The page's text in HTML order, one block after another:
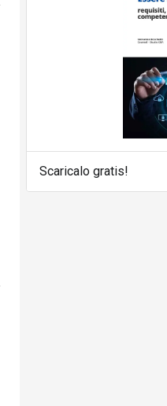
Scaricalo gratis!